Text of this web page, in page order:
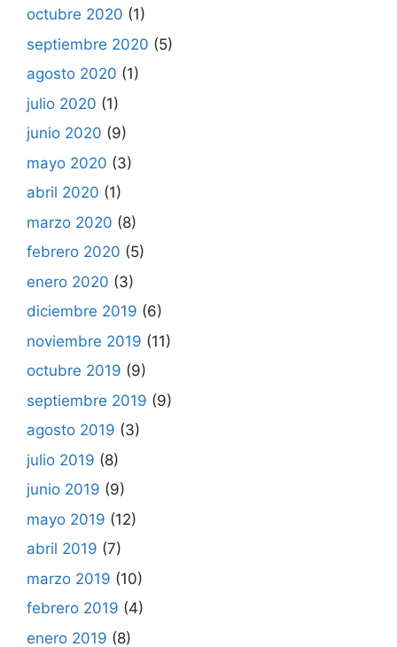
octubre 2020 (1)
septiembre 2020 (5)
agosto 2020 (1)
julio 2020 (1)
junio 2020 (9)
mayo 2020 (3)
abril 2020 (1)
marzo 2020 (8)
febrero 2020 (5)
enero 2020 (3)
diciembre 2019 (6)
noviembre 2019 (11)
octubre 2019 (9)
septiembre 2019 (9)
agosto 2019 (3)
julio 2019 (8)
junio 2019 (9)
mayo 2019 (12)
abril 2019 (7)
marzo 2019 (10)
febrero 2019 (4)
enero 2019 (8)